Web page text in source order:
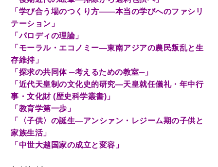
日本の伝統文化
東洋の建築
楽譜・スコア・音楽書
理工書関係
科学書・工学書・コンピュータ書籍
宇宙学・天文学 工学書 数学書
海洋学
物理学
生物・バイオテクノロジー
農学
金属・鉱学
IT・テクノロジー・コンピュータ
他理工書
化学 地球科学・エコロジー
「学び合う場のつくり方――本当の学びへのファシリ
テーション」
「パロディの理論」
「モーラル・エコノミー―東南アジアの農民叛乱と生
存維持」
「探求の共同体 ─考えるための教室─」
「近代天皇制の文化史的研究―天皇就任儀礼・年中行
事・文化財 (歴史科学叢書)」
「教育学第一歩」
「〈子供〉の誕生―アンシァン・レジーム期の子供と
家族生活」
「中世大越国家の成立と変容」